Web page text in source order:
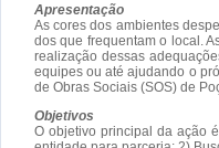
Apresentação
As cores dos ambientes
dos que frequentam o local.
realização dessas
equipes ou até ajudando o
de Obras Sociais (SOS) de
Objetivos
O objetivo principal da ação